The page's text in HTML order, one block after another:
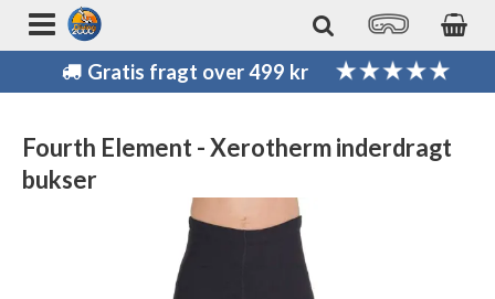
Gratis fragt over 499 kr
Fourth Element - Xerotherm inderdragt
bukser